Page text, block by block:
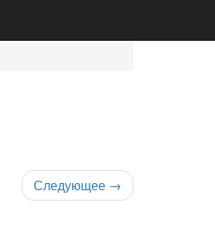
Следующее →